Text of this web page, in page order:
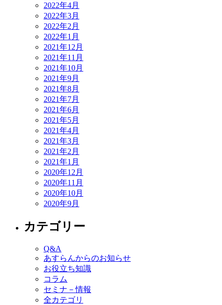
2022年4月
2022年3月
2022年2月
2022年1月
2021年12月
2021年11月
2021年10月
2021年9月
2021年8月
2021年7月
2021年6月
2021年5月
2021年4月
2021年3月
2021年2月
2021年1月
2020年12月
2020年11月
2020年10月
2020年9月
カテゴリー
Q&A
あすらんからのお知らせ
お役立ち知識
コラム
セミナ－情報
全カテゴリ